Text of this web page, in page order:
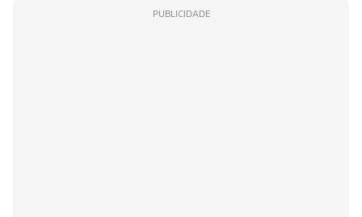
PUBLICIDADE